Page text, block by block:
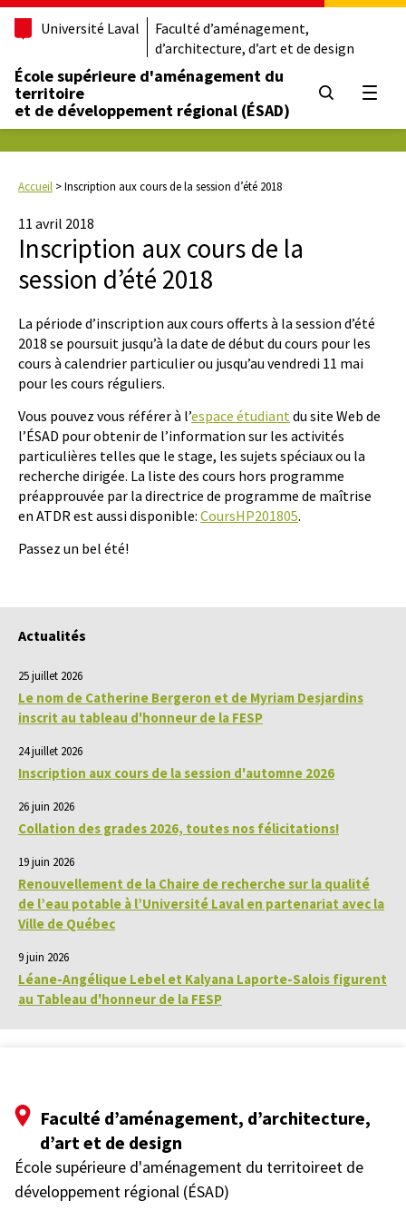
Université Laval
Faculté d’aménagement,
d’architecture, d’art et de design
École supérieure d'aménagement du
territoire
et de développement régional (ÉSAD)
Accueil >Inscription aux cours de la session d’été 2018
11 avril 2018
Inscription aux cours de la
session d’été 2018
La période d’inscription aux cours offerts à la session d’été
2018 se poursuit jusqu’à la date de début du cours pour les
cours à calendrier particulier ou jusqu’au vendredi 11 mai
pour les cours réguliers.
Vous pouvez vous référer à l’espace étudiantdu site Web de
l’ÉSAD pour obtenir de l’information sur les activités
particulières telles que le stage, les sujets spéciaux ou la
recherche dirigée. La liste des cours hors programme
préapprouvée par la directrice de programme de maîtrise
en ATDR est aussi disponible: CoursHP201805.
Passez un bel été!
Actualités
25 juillet 2026
Le nom de Catherine Bergeron et de Myriam Desjardins
inscrit au tableau d'honneur de la FESP
24 juillet 2026
Inscription aux cours de la session d'automne 2026
26 juin 2026
Collation des grades 2026, toutes nos félicitations!
19 juin 2026
Renouvellement de la Chaire de recherche sur la qualité
de l’eau potable à l’Université Laval en partenariat avec la
Ville de Québec
9 juin 2026
Léane-Angélique Lebel et Kalyana Laporte-Salois figurent
au Tableau d'honneur de la FESP
Faculté d’aménagement, d’architecture,
d’art et de design
École supérieure d'aménagement du territoireet de
développement régional (ÉSAD)